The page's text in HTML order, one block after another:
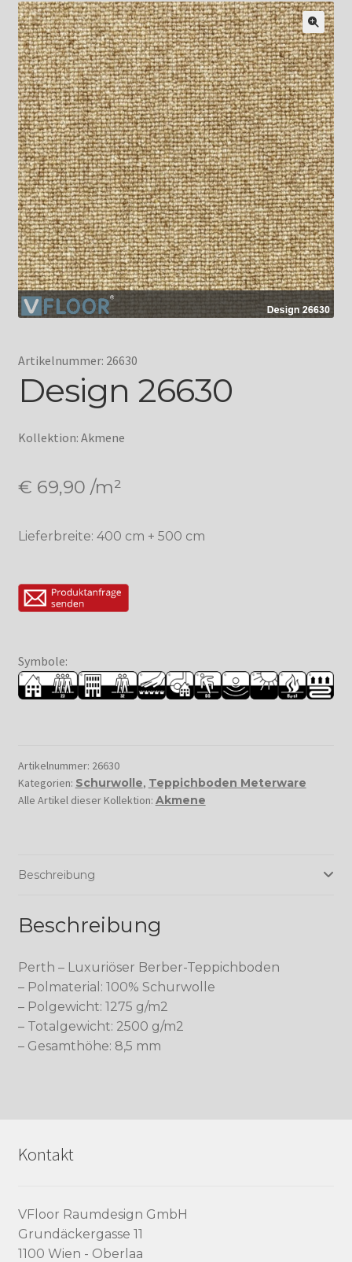
Artikelnummer: 26630
Design 26630
Kollektion: Akmene
€ 69,90 /m²
Lieferbreite: 400 cm + 500 cm
Symbole:
Artikelnummer: 26630
Kategorien: Schurwolle, Teppichboden Meterware
Alle Artikel dieser Kollektion: Akmene
Beschreibung
Beschreibung
Perth – Luxuriöser Berber-Teppichboden
– Polmaterial: 100% Schurwolle
– Polgewicht: 1275 g/m2
– Totalgewicht: 2500 g/m2
– Gesamthöhe: 8,5 mm
Kontakt
VFloor Raumdesign GmbH
Grundäckergasse 11
1100 Wien - Oberlaa